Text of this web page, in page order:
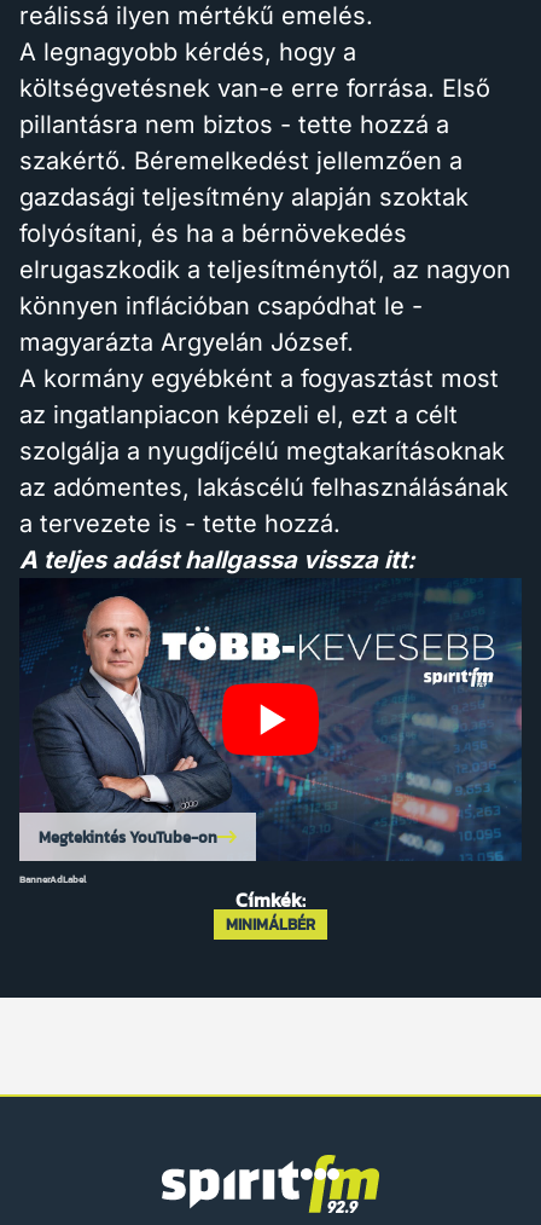
reálissá ilyen mértékű emelés.
A legnagyobb kérdés, hogy a
költségvetésnek van-e erre forrása. Első
pillantásra nem biztos - tette hozzá a
szakértő. Béremelkedést jellemzően a
gazdasági teljesítmény alapján szoktak
folyósítani, és ha a bérnövekedés
elrugaszkodik a teljesítménytől, az nagyon
könnyen inflációban csapódhat le -
magyarázta Argyelán József.
A kormány egyébként a fogyasztást most
az ingatlanpiacon képzeli el, ezt a célt
szolgálja a nyugdíjcélú megtakarításoknak
az adómentes, lakáscélú felhasználásának
a tervezete is - tette hozzá.
A teljes adást hallgassa vissza itt:
Megtekintés YouTube-on
BannerAdLabel
Címkék:
MINIMÁLBÉR